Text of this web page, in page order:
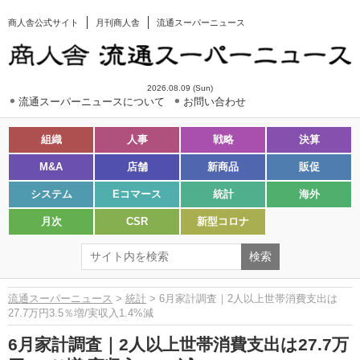
商人舎公式サイト 月刊商人舎 流通スーパーニュース
2026.08.09 (Sun)
流通スーパーニュースについて お問い合わせ
組織 人事 戦略 決算
M&A 店舗 新商品 販促
システム Eコマース 統計 海外
月次 CSR 新型コロナ
流通スーパーニュース > 統計 > 6月家計調査｜2人以上世帯消費支出は
27.7万円3.5％増/実収入1.4%減
6月家計調査｜2人以上世帯消費支出は27.7万